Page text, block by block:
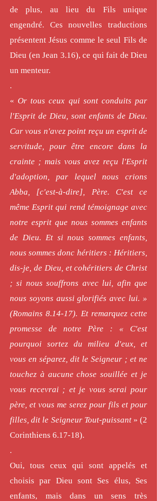
de plus, au lieu du Fils unique
engendré. Ces nouvelles traductions
présentent Jésus comme le seul Fils de
Dieu (en Jean 3.16), ce qui fait de Dieu
un menteur.
.
« Or tous ceux qui sont conduits par
l'Esprit de Dieu, sont enfants de Dieu.
Car vous n'avez point reçu un esprit de
servitude, pour être encore dans la
crainte ; mais vous avez reçu l'Esprit
d'adoption, par lequel nous crions
Abba, [c'est-à-dire], Père. C'est ce
même Esprit qui rend témoignage avec
notre esprit que nous sommes enfants
de Dieu. Et si nous sommes enfants,
nous sommes donc héritiers : Héritiers,
dis-je, de Dieu, et cohéritiers de Christ
; si nous souffrons avec lui, afin que
nous soyons aussi glorifiés avec lui. »
(Romains 8.14-17). Et remarquez cette
promesse de notre Père : « C'est
pourquoi sortez du milieu d'eux, et
vous en séparez, dit le Seigneur ; et ne
touchez à aucune chose souillée et je
vous recevrai ; et je vous serai pour
père, et vous me serez pour fils et pour
filles, dit le Seigneur Tout-puissant» (2
Corinthiens 6.17-18).
.
Oui, tous ceux qui sont appelés et
choisis par Dieu sont Ses élus, Ses
enfants, mais dans un sens très